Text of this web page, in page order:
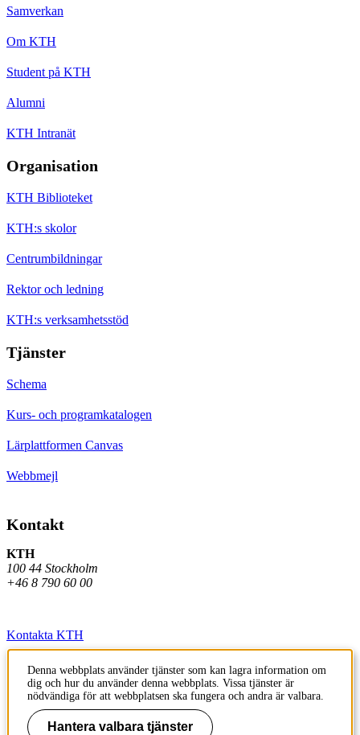
Samverkan
Om KTH
Student på KTH
Alumni
KTH Intranät
Organisation
KTH Biblioteket
KTH:s skolor
Centrumbildningar
Rektor och ledning
KTH:s verksamhetsstöd
Tjänster
Schema
Kurs- och programkatalogen
Lärplattformen Canvas
Webbmejl
Kontakt
KTH
100 44 Stockholm
+46 8 790 60 00
Kontakta KTH
Jobba på KTH
Press och media
Faktura och betalning KTH
Denna webbplats använder tjänster som kan lagra information om
dig och hur du använder denna webbplats. Vissa tjänster är
nödvändiga för att webbplatsen ska fungera och andra är valbara.
Hantera valbara tjänster